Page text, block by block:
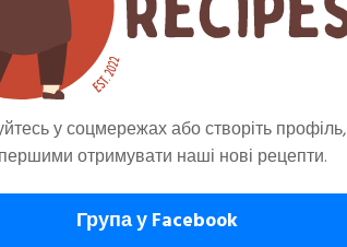
у соцмережах або створіть профіль,
отримувати наші нові рецепти.
Група у Facebook